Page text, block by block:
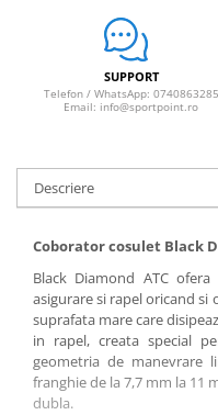
SUPPORT
Telefon / WhatsApp: 0740863285
Email: info@sportpoint.ro
Descriere
Coborator cosulet Black
Black Diamond ATC
asigurare si rapel oricand si
suprafata mare care
in rapel, creata special
geometria de manevrare
franghie de la 7,7 mm la 11
dubla.